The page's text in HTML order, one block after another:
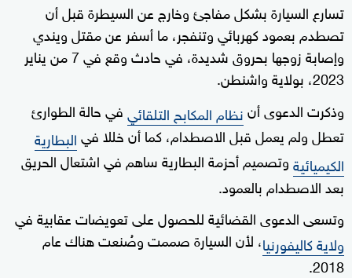
تسارع السيارة بشكل مفاجئ وخارج عن السيطرة قبل أن
تصطدم بعمود كهربائي وتنفجر، ما أسفر عن مقتل ويندي
وإصابة زوجها بحروق شديدة، في حادث وقع في 7 من يناير
2023، بولاية واشنطن.
وذكرت الدعوى أننظام المكابح التلقائيفي حالة الطوارئ
تعطل ولم يعمل قبل الاصطدام، كما أن خللا فيالبطارية
الكيميائيةوتصميم أحزمة البطارية ساهم في اشتعال الحريق
بعد الاصطدام بالعمود.
وتسعى الدعوى القضائية للحصول على تعويضات عقابية في
ولاية كاليفورنيا، لأن السيارة صممت وصُنعت هناك عام
2018.